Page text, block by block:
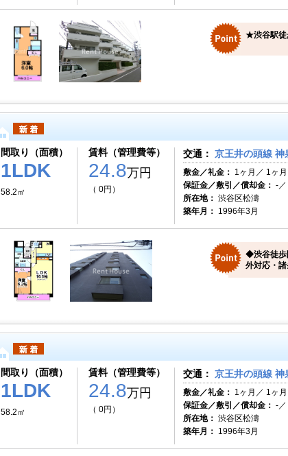
★渋谷駅徒
間取り（面積）
1LDK
58.2㎡
賃料（管理費等）
24.8万円
（ 0円）
交通： 京王井の頭線 神
敷金／礼金： 1ヶ月／ 1ヶ月
保証金／敷引／償却金： -／
所在地： 渋谷区松濤
築年月： 1996年3月
◆渋谷徒歩
外対応・
間取り（面積）
1LDK
58.2㎡
賃料（管理費等）
24.8万円
（ 0円）
交通： 京王井の頭線 神
敷金／礼金： 1ヶ月／ 1ヶ月
保証金／敷引／償却金： -／
所在地： 渋谷区松濤
築年月： 1996年3月